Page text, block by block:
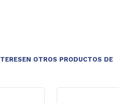
OTROS PRODUCTOS DE